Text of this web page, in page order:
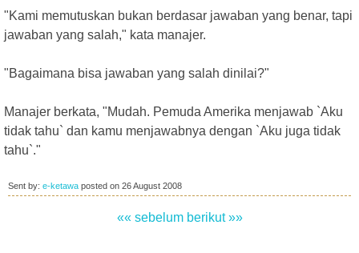
"Kami memutuskan bukan berdasar jawaban yang benar, tapi
jawaban yang salah," kata manajer.
"Bagaimana bisa jawaban yang salah dinilai?"
Manajer berkata, "Mudah. Pemuda Amerika menjawab `Aku
tidak tahu` dan kamu menjawabnya dengan `Aku juga tidak
tahu`."
Sent by: e-ketawa posted on 26 August 2008
«« sebelum berikut »»